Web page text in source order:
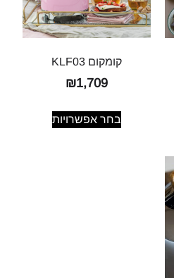
קומקום KLF03
₪1,709
בחר אפשרויות